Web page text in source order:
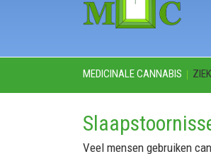
MEDICINALE CANNABIS
Veel mensen gebruiken